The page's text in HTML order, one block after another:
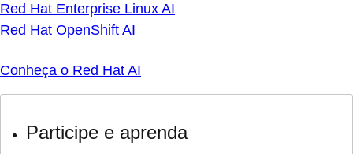
Red Hat Enterprise Linux AI
Red Hat OpenShift AI
Conheça o Red Hat AI
Participe e aprenda